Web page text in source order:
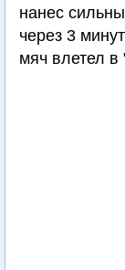
нанес
через 3
мяч влетел в